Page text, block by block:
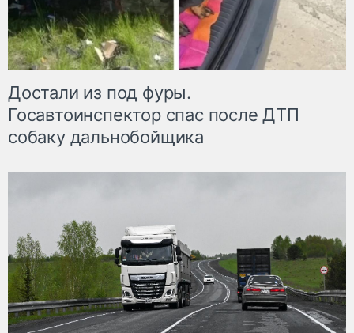
Достали из под фуры.
Госавтоинспектор спас после ДТП
собаку дальнобойщика